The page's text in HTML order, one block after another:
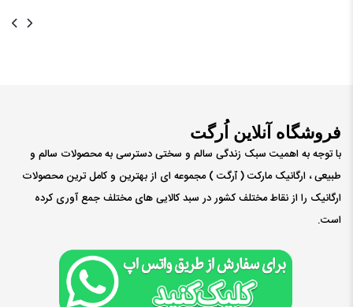
فروشگاه آنلاین اُرگت
با توجه به اهمیت سبک زندگی سالم و سختی دسترسی به محصولات سالم و
طبیعی ، ارگانیک مارکت ( ٱرگت ) مجموعه ای از بهترین و کامل ترین محصولات
ارگانیک را از نقاط مختلف کشور در سبد کالایی های مختلف جمع آوری کرده
است.